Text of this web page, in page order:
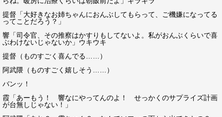
提督「大好きなお姉ちゃんにおんぶしてもらって、ご機嫌になってる
ってことだろう？」
響「司令官、その推察はかすりもしてないよ。私がおんぶくらいで喜
ぶわけないじゃないか」ウキウキ
提督（ものすごく喜んでる……）
阿武隈（ものすごく嬉しそう……）
バンッ！
霞「あーもう！ 響なにやってんのよ！ せっかくのサプライズ計画
が台無しじゃない！」